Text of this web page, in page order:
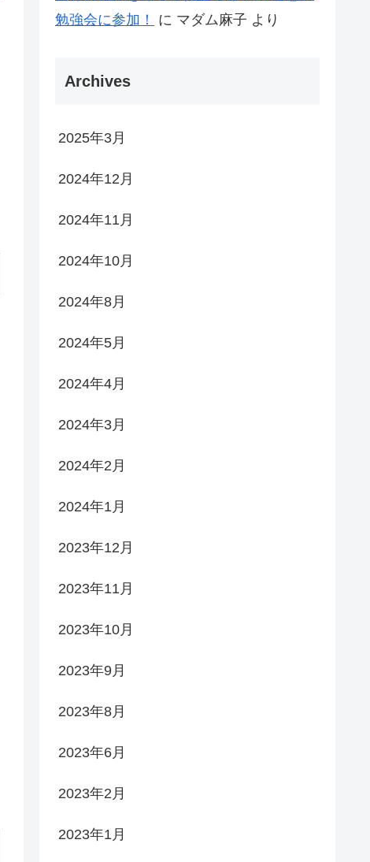
勉強会に参加！
に マダム麻子 より
Archives
2025年3月
2024年12月
2024年11月
2024年10月
2024年8月
2024年5月
2024年4月
2024年3月
2024年2月
2024年1月
2023年12月
2023年11月
2023年10月
2023年9月
2023年8月
2023年6月
2023年2月
2023年1月